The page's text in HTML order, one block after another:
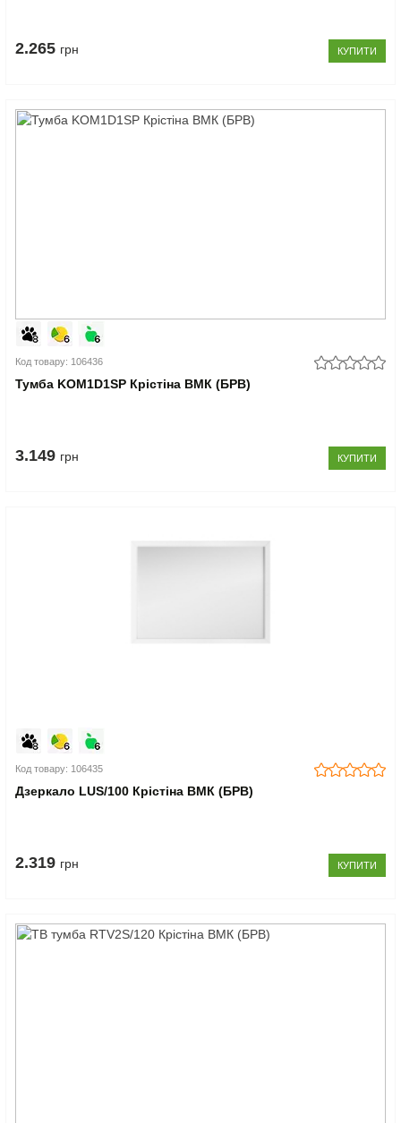
2.265 грн КУПИТИ
Код товару: 106436
Тумба KOM1D1SP Крістіна ВМК (БРВ)
3.149 грн КУПИТИ
Код товару: 106435
Дзеркало LUS/100 Крістіна ВМК (БРВ)
2.319 грн КУПИТИ